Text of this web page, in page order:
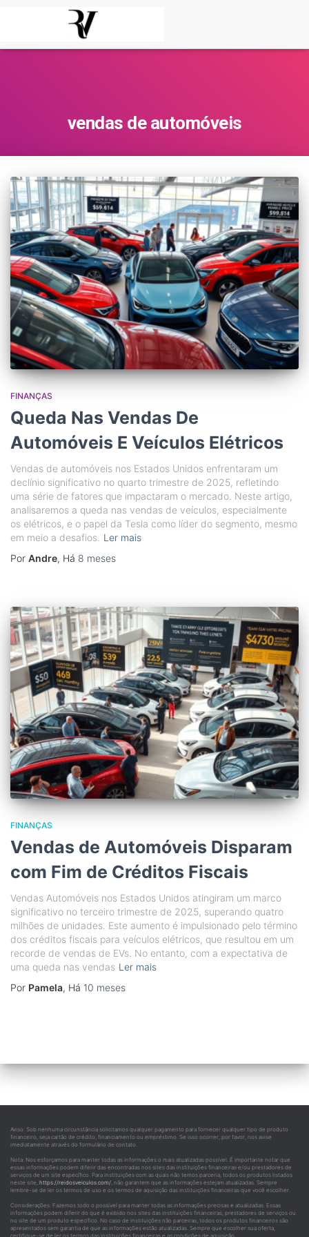
vendas de automóveis
FINANÇAS
Queda Nas Vendas De
Automóveis E Veículos Elétricos
Vendas de automóveis nos Estados Unidos enfrentaram um
declínio significativo no quarto trimestre de 2025, refletindo
uma série de fatores que impactaram o mercado. Neste artigo,
analisaremos a queda nas vendas de veículos, especialmente
os elétricos, e o papel da Tesla como líder do segmento, mesmo
em meio a desafios. Ler mais
Por Andre, Há 8 meses
FINANÇAS
Vendas de Automóveis Disparam
com Fim de Créditos Fiscais
Vendas Automóveis nos Estados Unidos atingiram um marco
significativo no terceiro trimestre de 2025, superando quatro
milhões de unidades. Este aumento é impulsionado pelo término
dos créditos fiscais para veículos elétricos, que resultou em um
recorde de vendas de EVs. No entanto, com a expectativa de
uma queda nas vendas Ler mais
Por Pamela, Há 10 meses
Aviso: Sob nenhuma circunstância solicitamos qualquer pagamento para fornecer qualquer tipo de produto
financeiro, seja cartão de crédito, financiamento ou empréstimo. Se isso ocorrer, por favor, nos avise
imediatamente através do formulário de contato.
Nota: Nos esforçamos para manter todas as informações o mais atualizadas possível. É importante notar que
essas informações podem diferir das encontradas nos sites das instituições financeiras e/ou prestadores de
serviços de um site específico. Para instituições com as quais não temos parceria, todos os produtos listados
neste site, https://reidosveiculos.com/, não garantem que as informações estejam atualizadas. Sempre
lembre-se de ler os termos de uso e os termos de aquisição das instituições financeiras que você escolher.
Considerações: Fazemos todo o possível para manter todas as informações precisas e atualizadas. Essas
informações podem diferir do que é exibido nos sites das instituições financeiras, prestadores de serviços ou
no site de um produto específico. No caso de instituições não parceiras, todos os produtos financeiros são
apresentados sem garantia de que as informações estão atualizadas. Sempre que escolher sua oferta,